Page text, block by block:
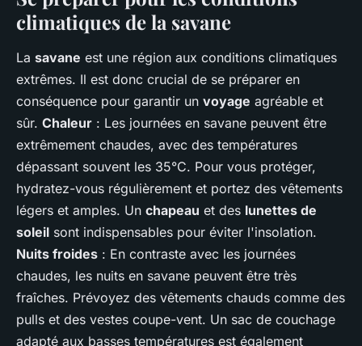
climatiques de la savane
La savane est une région aux conditions climatiques
extrêmes. Il est donc crucial de se préparer en
conséquence pour garantir un voyage agréable et
sûr. Chaleur : Les journées en savane peuvent être
extrêmement chaudes, avec des températures
dépassant souvent les 35°C. Pour vous protéger,
hydratez-vous régulièrement et portez des vêtements
légers et amples. Un chapeau et des lunettes de
soleil sont indispensables pour éviter l'insolation.
Nuits froides : En contraste avec les journées
chaudes, les nuits en savane peuvent être très
fraîches. Prévoyez des vêtements chauds comme des
pulls et des vestes coupe-vent. Un sac de couchage
adapté aux basses températures est également